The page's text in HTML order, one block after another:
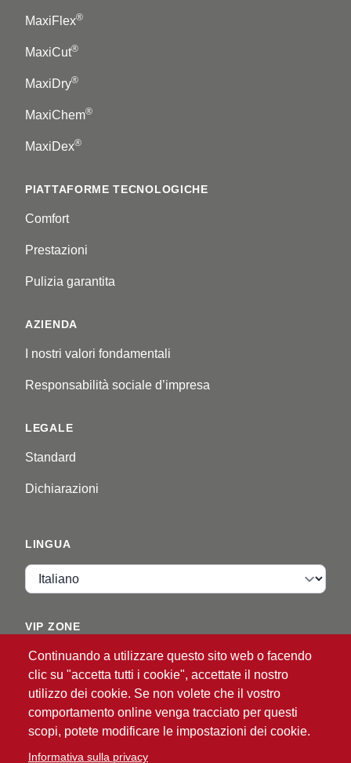
MaxiFlex®
MaxiCut®
MaxiDry®
MaxiChem®
MaxiDex®
PIATTAFORME TECNOLOGICHE
Comfort
Prestazioni
Pulizia garantita
AZIENDA
I nostri valori fondamentali
Responsabilità sociale d’impresa
LEGALE
Standard
Dichiarazioni
Continuando a utilizzare questo sito web o facendo
clic su "accetta tutti i cookie", accettate il nostro
utilizzo dei cookie. Se non volete che il vostro
comportamento online venga tracciato per questi
scopi, potete modificare le impostazioni dei cookie.
Informativa sulla privacy
LINGUA
Lingua
VIP ZONE
Accedi